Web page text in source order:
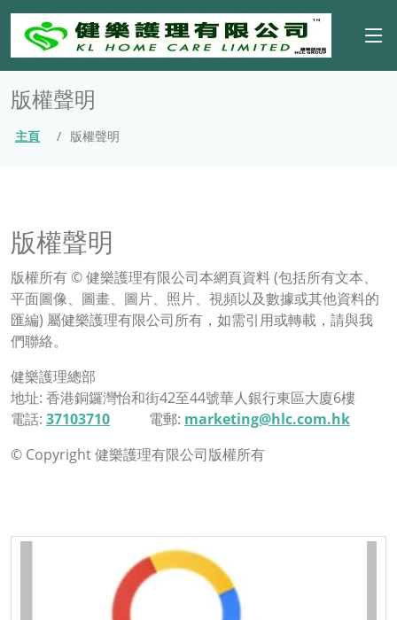
版權聲明
主頁 版權聲明
版權聲明
版權所有 © 健樂護理有限公司本網頁資料 (包括所有文本、
平面圖像、圖畫、圖片、照片、視頻以及數據或其他資料的
匯編) 屬健樂護理有限公司所有，如需引用或轉載，請與我
們聯絡。
健樂護理總部
地址: 香港銅鑼灣怡和街42至44號華人銀行東區大廈6樓
電話: 37103710 電郵: marketing@hlc.com.hk
© Copyright 健樂護理有限公司版權所有